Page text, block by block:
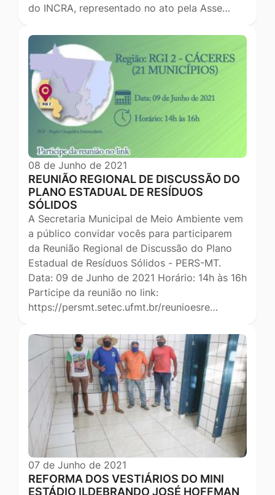
do INCRA, representado no ato pela Asse…
08 de Junho de 2021
REUNIÃO REGIONAL DE DISCUSSÃO DO
PLANO ESTADUAL DE RESÍDUOS
SÓLIDOS
A Secretaria Municipal de Meio Ambiente vem
a público convidar vocês para participarem
da Reunião Regional de Discussão do Plano
Estadual de Resíduos Sólidos - PERS-MT.
Data: 09 de Junho de 2021 Horário: 14h às 16h
Participe da reunião no link:
https://persmt.setec.ufmt.br/reunioesre…
07 de Junho de 2021
REFORMA DOS VESTIÁRIOS DO MINI
ESTÁDIO ILDEBRANDO JOSÉ HOFFMAN